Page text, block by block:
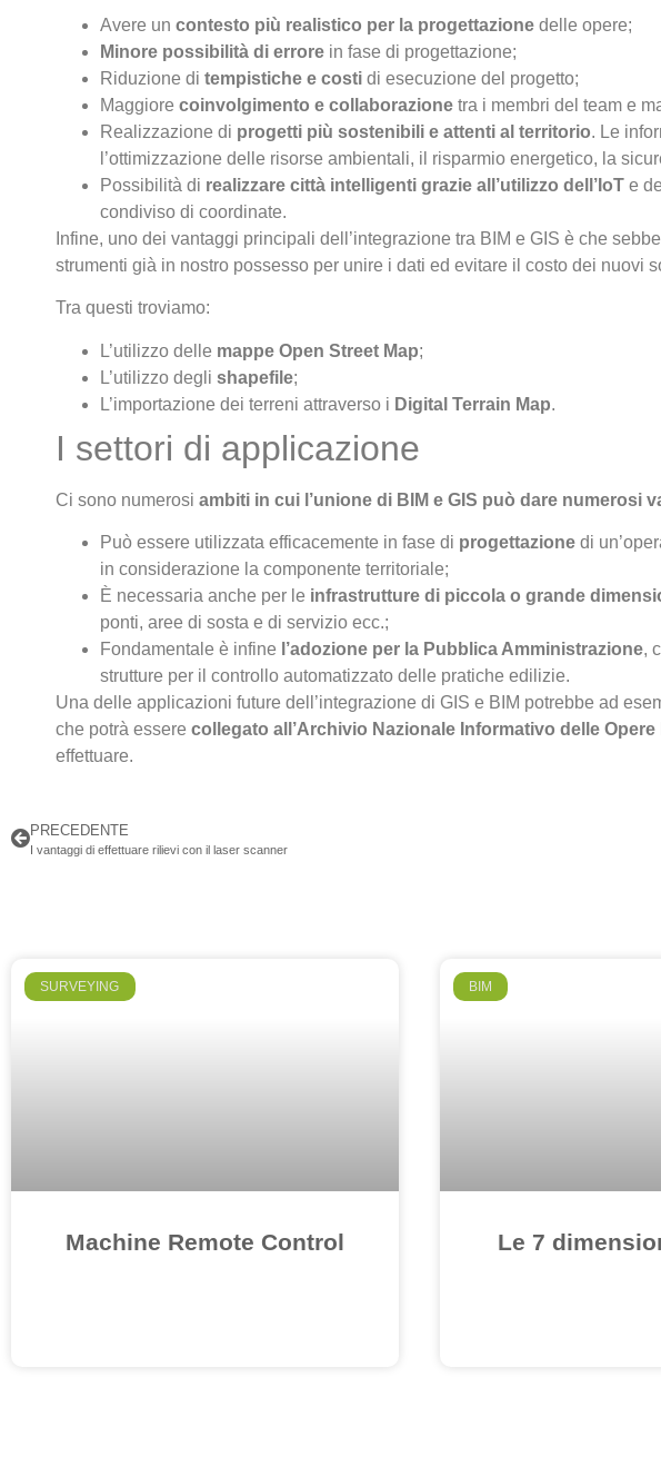
Avere un contesto più realistico per la progettazione delle opere;
Minore possibilità di errore in fase di progettazione;
Riduzione di tempistiche e costi di esecuzione del progetto;
Maggiore coinvolgimento e collaborazione tra i membri del team e
Realizzazione di progetti più sostenibili e attenti al territorio. Le
l’ottimizzazione delle risorse ambientali, il risparmio energetico, la
Possibilità di realizzare città intelligenti grazie all’utilizzo dell’IoT e
condiviso di coordinate.
Infine, uno dei vantaggi principali dell’integrazione tra BIM e GIS è che
strumenti già in nostro possesso per unire i dati ed evitare il costo dei nuovi
Tra questi troviamo:
L’utilizzo delle mappe Open Street Map;
L’utilizzo degli shapefile;
L’importazione dei terreni attraverso i Digital Terrain Map.
I settori di applicazione
Ci sono numerosi ambiti in cui l’unione di BIM e GIS può dare numerosi
Può essere utilizzata efficacemente in fase di progettazione di
in considerazione la componente territoriale;
È necessaria anche per le infrastrutture di piccola o grande
ponti, aree di sosta e di servizio ecc.;
Fondamentale è infine l’adozione per la Pubblica Amministrazione,
strutture per il controllo automatizzato delle pratiche edilizie.
Una delle applicazioni future dell’integrazione di GIS e BIM potrebbe ad
che potrà essere collegato all’Archivio Nazionale Informativo delle
effettuare.
PRECEDENTE
I vantaggi di effettuare rilievi con il laser scanner
SURVEYING
Machine Remote Control
BIM
Le 7